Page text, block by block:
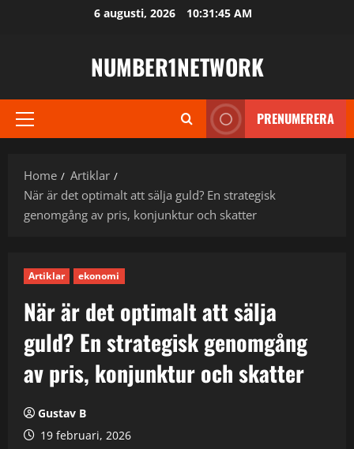
6 augusti, 2026 10:31:46 AM
NUMBER1NETWORK
Primary
PRENUMERERA
Home
Artiklar
När är det optimalt att sälja guld? En strategisk
genomgång av pris, konjunktur och skatter
Artiklar ekonomi
När är det optimalt att sälja
guld? En strategisk genomgång
av pris, konjunktur och skatter
Gustav B
19 februari, 2026